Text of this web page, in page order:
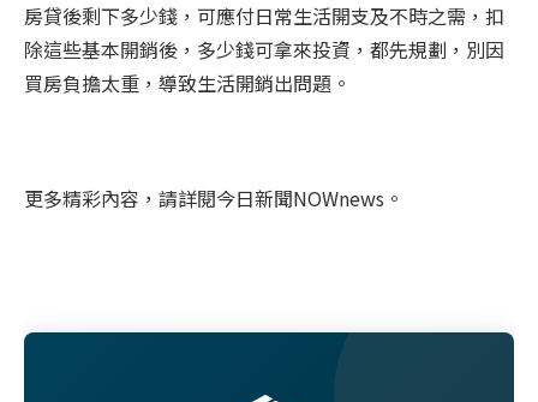
房貸後剩下多少錢，可應付日常生活開支及不時之需，扣
除這些基本開銷後，多少錢可拿來投資，都先規劃，別因
買房負擔太重，導致生活開銷出問題。
更多精彩內容，請詳閱今日新聞NOWnews。